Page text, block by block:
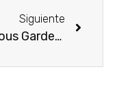
Siguiente
Gorgeous Gardenia de Flora by Gucci